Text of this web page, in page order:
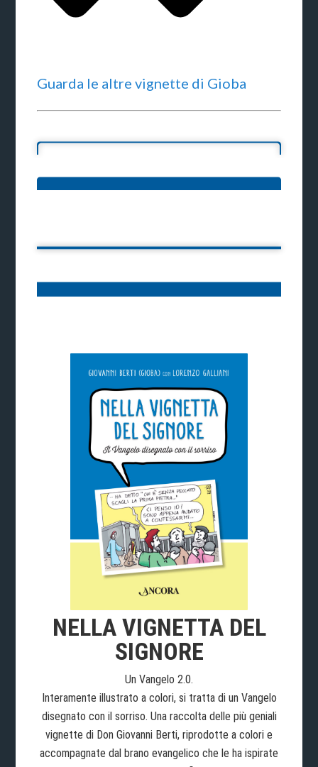
Guarda le altre vignette di Gioba
NELLA VIGNETTA DEL
SIGNORE
Un Vangelo 2.0.
Interamente illustrato a colori, si tratta di un Vangelo
disegnato con il sorriso. Una raccolta delle più geniali
vignette di Don Giovanni Berti, riprodotte a colori e
accompagnate dal brano evangelico che le ha ispirate